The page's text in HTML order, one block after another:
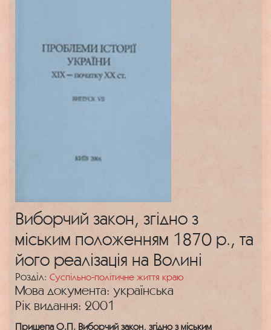
Виборчий закон, згідно з
міським положенням 1870 р., та
його реалізація на Волині
Розділ: Суспільно-політичне життя краю
Мова документа: українська
Рік видання: 2001
Прищепа О.П. Виборчий закон, згідно з міським